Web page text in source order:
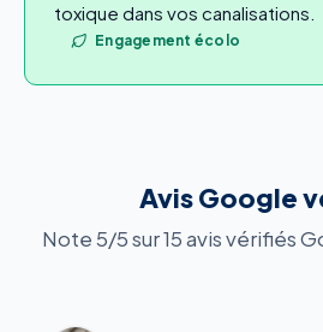
toxique dans vos canalisations.
Engagement écolo
Avis Google
Note 5/5 sur 15 avis vérifiés